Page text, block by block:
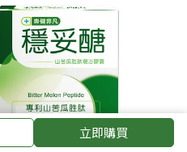
立即購買